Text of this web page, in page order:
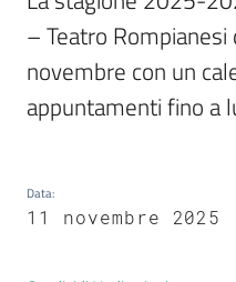
Vivere
Sassuolo
A
l
– Teatro
novembre con un
appuntamenti fino a
Data:
11 novembre 2025